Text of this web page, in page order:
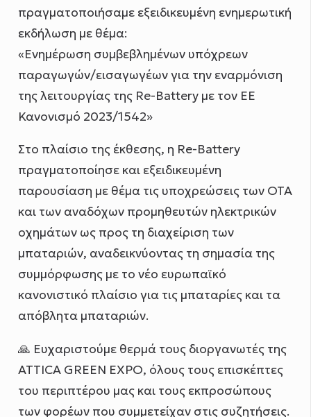
πραγματοποιήσαμε εξειδικευμένη ενημερωτική
εκδήλωση με θέμα:
«Ενημέρωση συμβεβλημένων υπόχρεων
παραγωγών/εισαγωγέων για την εναρμόνιση
της λειτουργίας της Re-Battery με τον ΕΕ
Κανονισμό 2023/1542»
Στο πλαίσιο της έκθεσης, η Re-Battery
πραγματοποίησε και εξειδικευμένη
παρουσίαση με θέμα τις υποχρεώσεις των ΟΤΑ
και των αναδόχων προμηθευτών ηλεκτρικών
οχημάτων ως προς τη διαχείριση των
μπαταριών, αναδεικνύοντας τη σημασία της
συμμόρφωσης με το νέο ευρωπαϊκό
κανονιστικό πλαίσιο για τις μπαταρίες και τα
απόβλητα μπαταριών.
🙏 Ευχαριστούμε θερμά τους διοργανωτές της
ATTICA GREEN EXPO, όλους τους επισκέπτες
του περιπτέρου μας και τους εκπροσώπους
των φορέων που συμμετείχαν στις συζητήσεις.